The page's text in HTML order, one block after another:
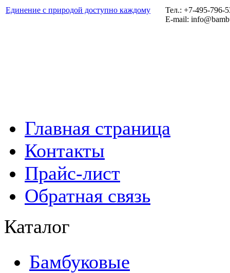
Единение с природой доступно каждому
Тел.: +7-495-796-
E-mail:
Главная страница
Контакты
Прайс-лист
Обратная связь
Каталог
Бамбуковые